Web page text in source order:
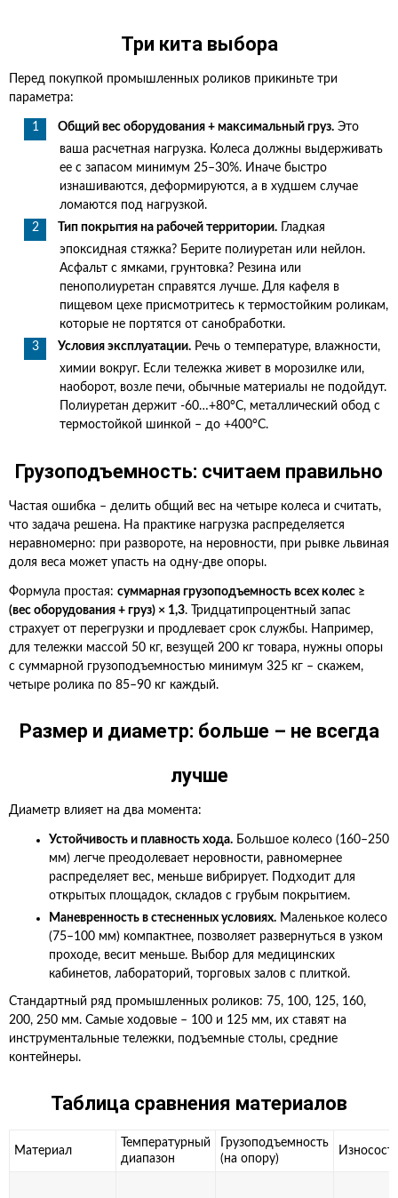
Три кита выбора
Перед покупкой промышленных роликов прикиньте три
параметра:
Общий вес оборудования + максимальный груз. Это
ваша расчетная нагрузка. Колеса должны выдерживать
ее с запасом минимум 25–30%. Иначе быстро
изнашиваются, деформируются, а в худшем случае
ломаются под нагрузкой.
Тип покрытия на рабочей территории. Гладкая
эпоксидная стяжка? Берите полиуретан или нейлон.
Асфальт с ямками, грунтовка? Резина или
пенополиуретан справятся лучше. Для кафеля в
пищевом цехе присмотритесь к термостойким роликам,
которые не портятся от санобработки.
Условия эксплуатации. Речь о температуре, влажности,
химии вокруг. Если тележка живет в морозилке или,
наоборот, возле печи, обычные материалы не подойдут.
Полиуретан держит -60…+80°C, металлический обод с
термостойкой шинкой – до +400°C.
Грузоподъемность: считаем правильно
Частая ошибка – делить общий вес на четыре колеса и считать,
что задача решена. На практике нагрузка распределяется
неравномерно: при развороте, на неровности, при рывке львиная
доля веса может упасть на одну-две опоры.
Формула простая: суммарная грузоподъемность всех колес ≥
(вес оборудования + груз) × 1,3. Тридцатипроцентный запас
страхует от перегрузки и продлевает срок службы. Например,
для тележки массой 50 кг, везущей 200 кг товара, нужны опоры
с суммарной грузоподъемностью минимум 325 кг – скажем,
четыре ролика по 85–90 кг каждый.
Размер и диаметр: больше – не всегда
лучше
Диаметр влияет на два момента:
Устойчивость и плавность хода. Большое колесо (160–250
мм) легче преодолевает неровности, равномернее
распределяет вес, меньше вибрирует. Подходит для
открытых площадок, складов с грубым покрытием.
Маневренность в стесненных условиях. Маленькое колесо
(75–100 мм) компактнее, позволяет развернуться в узком
проходе, весит меньше. Выбор для медицинских
кабинетов, лабораторий, торговых залов с плиткой.
Стандартный ряд промышленных роликов: 75, 100, 125, 160,
200, 250 мм. Самые ходовые – 100 и 125 мм, их ставят на
инструментальные тележки, подъемные столы, средние
контейнеры.
Таблица сравнения материалов
Материал
Температурный
диапазон
Грузоподъемность
(на опору)